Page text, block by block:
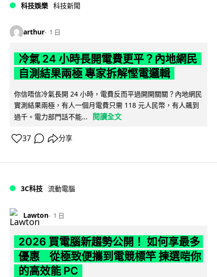
科技娛樂 科技新聞
arthur 1 日
冷氣 24 小時長開電費更平？內地網民
自測結果兩極 專家拆解慳電邏輯
你信唔信冷氣長開 24 小時，電費反而平過開開關關？內地網民
實測結果兩極，有人一個月電費只需 118 元人民幣，有人飆到
過千。電力部門話不能...
閱讀全文
37 分享
3C科技 流動電腦
Lawton 1 日
2026 買電腦新趨勢公開！ 如何享最多
優惠 從極致便攜到電競標竿 揀選啱你
的高效能 PC